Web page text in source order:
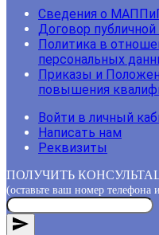
Сведения о
Договор
Политика в
персональных
Приказы и
повышения
Войти в личный
Написать нам
Реквизиты
ПОЛУЧИТЬ
(оставьте ваш номер